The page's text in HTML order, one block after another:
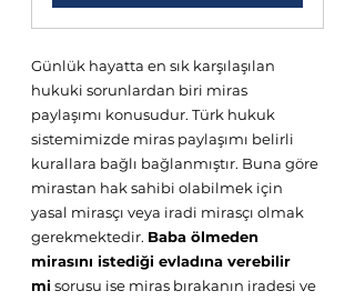
Günlük hayatta en sık karşılaşılan
hukuki sorunlardan biri miras
paylaşımı konusudur. Türk hukuk
sistemimizde miras paylaşımı belirli
kurallara bağlı bağlanmıştır. Buna göre
mirastan hak sahibi olabilmek için
yasal mirasçı veya iradi mirasçı olmak
gerekmektedir. Baba ölmeden
mirasını istediği evladına verebilir
mi sorusu ise miras bırakanın iradesi ve